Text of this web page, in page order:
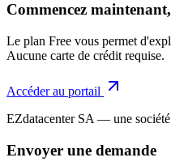
Commencez
Le plan Free vous permet
Aucune carte de crédit requise.
Accéder au portail
EZdatacenter SA — une
Envoyer une demande